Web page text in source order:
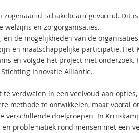
‘schakelteam’ gevormd. Dit
welzijns­ en zorgorganisaties.
de mogelijkheden van de
en maatschappelijke participatie. Het
en volgde het project met onderzoek.
Innovatie Alliantie.
verdwalen in een veelvoud aan
methode te ontwikkelen, maar vooral
verschillende doelgroepen. In
problematiek rond mensen met een